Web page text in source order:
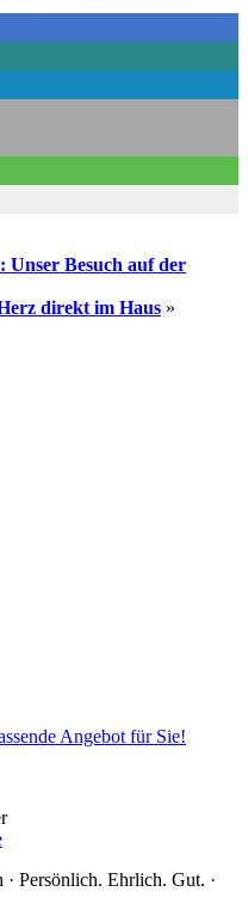
Unser Besuch auf der
direkt im Haus »
Angebot für Sie!
Persönlich. Ehrlich. Gut. ·